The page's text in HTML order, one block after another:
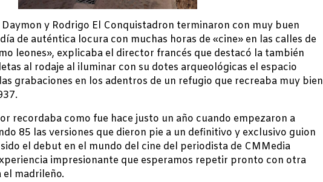
y Rodrigo El Conquistadron terminaron con muy buen
de auténtica locura con muchas horas de «cine» en las calles de
leones», explicaba el director francés que destacó la también
al rodaje al iluminar con su dotes arqueológicas el espacio
grabaciones en los adentros de un refugio que recreaba muy bien
recordaba como fue hace justo un año cuando empezaron a
85 las versiones que dieron pie a un definitivo y exclusivo guion
el debut en el mundo del cine del periodista de CMMedia
impresionante que esperamos repetir pronto con otra
madrileño.